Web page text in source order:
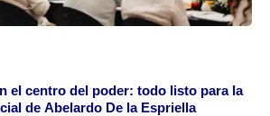
el centro del poder: todo listo para la
de Abelardo De la Espriella